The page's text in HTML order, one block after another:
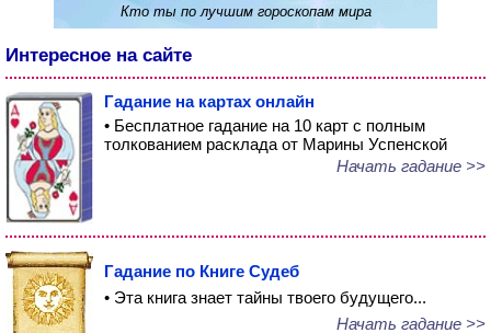
Кто ты по лучшим гороскопам мира
Интересное на сайте
Гадание на картах онлайн
• Бесплатное гадание на 10 карт с полным
толкованием расклада от Марины Успенской
Начать гадание >>
Гадание по Книге Судеб
• Эта книга знает тайны твоего будущего...
Начать гадание >>